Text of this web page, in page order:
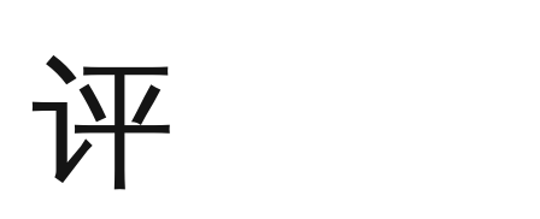
评